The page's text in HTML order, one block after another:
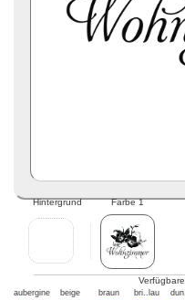
Hintergrund Farbe 1
aubergine beige braun bri..lau